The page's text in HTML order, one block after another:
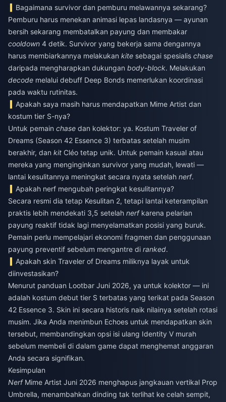
Bagaimana survivor dan pemburu melawannya sekarang?
Pemburu harus menekan animasi lepas landasnya — ayunan
bersih sekarang membatalkan payung dan membakar
cooldown 4 detik. Survivor yang bekerja sama dengannya
harus membiarkannya melakukan kite sebagai spesialis chase
daripada mengharapkan dukungan body-block. Melakukan
decode melalui debuff Deep Bonds memerlukan koordinasi
pada waktu rutinitas.
Apakah saya masih harus mendapatkan Mime Artist dan
kostum tier S-nya?
Untuk pemain chase dan kolektor: ya. Kostum Traveler of
Dreams (Season 42 Essence 3) terbatas setelah musim
berakhir, dan kit Cléo tetap unik. Untuk pemain kasual atau
mereka yang menginginkan survivor yang mudah, lewati —
lantai kesulitannya meningkat secara nyata setelah nerf.
Apakah nerf mengubah peringkat kesulitannya?
Secara resmi dia tetap Kesulitan 2, tetapi lantai keterampilan
praktis lebih mendekati 3,5 setelah nerfkarena pelarian
payung reaktif tidak lagi menyelamatkan posisi yang buruk.
Pemain perlu mempelajari ekonomi fragmen dan penggunaan
payung preventif sebelum mengantre di ranked.
Apakah skin Traveler of Dreams miliknya layak untuk
diinvestasikan?
Menurut panduan Lootbar Juni 2026, ya untuk kolektor — ini
adalah kostum debut tier S terbatas yang terikat pada Season
42 Essence 3. Skin ini secara historis naik nilainya setelah rotasi
musim. Jika Anda menimbun Echoes untuk mendapatkan skin
tersebut, membandingkan opsi isi ulang Identity V murah
sebelum membeli di dalam game dapat menghemat anggaran
Anda secara signifikan.
Kesimpulan
NerfMime Artist Juni 2026 menghapus jangkauan vertikal Prop
Umbrella, menambahkan dinding tak terlihat ke celah sempit,